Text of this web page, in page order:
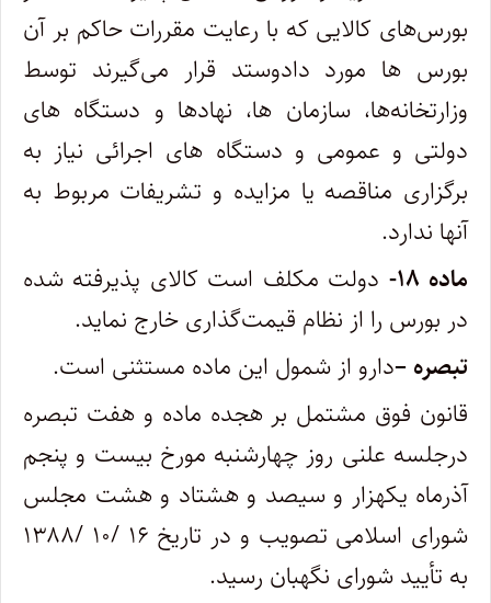
بورس‌های کالایی که با رعایت مقررات حاکم بر آن
بورس ها مورد دادوستد قرار می‌گیرند توسط
وزارتخانه‌ها، سازمان ها، نهادها و دستگاه های
دولتی و عمومی و دستگاه های اجرائی نیاز به
برگزاری مناقصه یا مزایده و تشریفات مربوط به
آنها ندارد.
ماده ۱۸-
دولت مکلف است کالای پذیرفته شده
در بورس را از نظام قیمت‌گذاری خارج نماید.
تبصره –دارو از شمول این ماده مستثنی است.
قانون فوق مشتمل‌ بر هجده ماده و هفت تبصره
درجلسه علنی روز چهارشنبه مورخ بیست و پنجم
آذر‌ماه یکهزار و سیصد و هشتاد و هشت مجلس
شورای اسلامی تصویب و در تاریخ ۱۶ /۱۰ /۱۳۸۸
به تأیید شورای نگهبان رسید.